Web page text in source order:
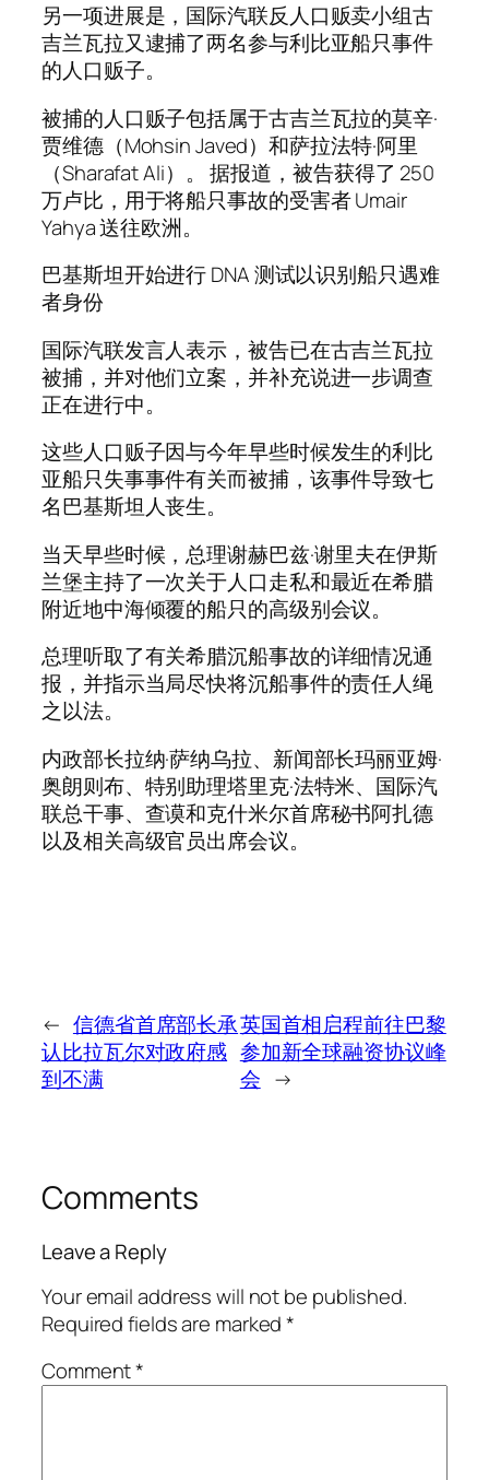
另一项进展是，国际汽联反人口贩卖小组古
吉兰瓦拉又逮捕了两名参与利比亚船只事件
的人口贩子。
被捕的人口贩子包括属于古吉兰瓦拉的莫辛·
贾维德（Mohsin Javed）和萨拉法特·阿里
（Sharafat Ali）。 据报道，被告获得了 250
万卢比，用于将船只事故的受害者 Umair
Yahya 送往欧洲。
巴基斯坦开始进行 DNA 测试以识别船只遇难
者身份
国际汽联发言人表示，被告已在古吉兰瓦拉
被捕，并对他们立案，并补充说进一步调查
正在进行中。
这些人口贩子因与今年早些时候发生的利比
亚船只失事事件有关而被捕，该事件导致七
名巴基斯坦人丧生。
当天早些时候，总理谢赫巴兹·谢里夫在伊斯
兰堡主持了一次关于人口走私和最近在希腊
附近地中海倾覆的船只的高级别会议。
总理听取了有关希腊沉船事故的详细情况通
报，并指示当局尽快将沉船事件的责任人绳
之以法。
内政部长拉纳·萨纳乌拉、新闻部长玛丽亚姆·
奥朗则布、特别助理塔里克·法特米、国际汽
联总干事、查谟和克什米尔首席秘书阿扎德
以及相关高级官员出席会议。
← 信德省首席部长承
认比拉瓦尔对政府感
到不满
英国首相启程前往巴黎
参加新全球融资协议峰
会 →
Comments
Leave a Reply
Your email address will not be published.
Required fields are marked*
Comment*